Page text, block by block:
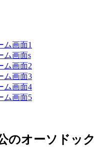
のオーソドック